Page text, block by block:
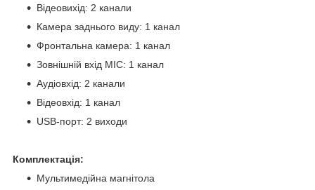
Відеовихід: 2 канали
Камера заднього виду: 1 канал
Фронтальна камера: 1 канал
Зовнішній вхід MIC: 1 канал
Аудіовхід: 2 канали
Відеовхід: 1 канал
USB-порт: 2 виходи
Комплектація:
Мультимедійна магнітола